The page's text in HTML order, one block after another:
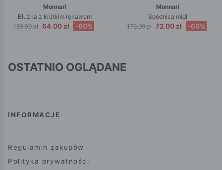
Monnari
Bluzka z krótkim rękawem
159.99 zł 64.00 zł -60%
Monnari
Spódnica midi
179.99 zł 72.00 zł -60%
OSTATNIO OGLĄDANE
INFORMACJE
Regulamin zakupów
Polityka prywatności